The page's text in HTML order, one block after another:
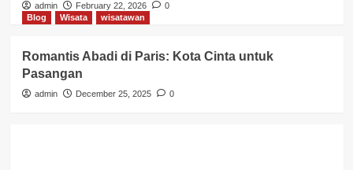
admin February 22, 2026
0
Blog
Wisata wisatawan
Romantis Abadi di Paris: Kota Cinta untuk
Pasangan
admin December 25, 2025 0